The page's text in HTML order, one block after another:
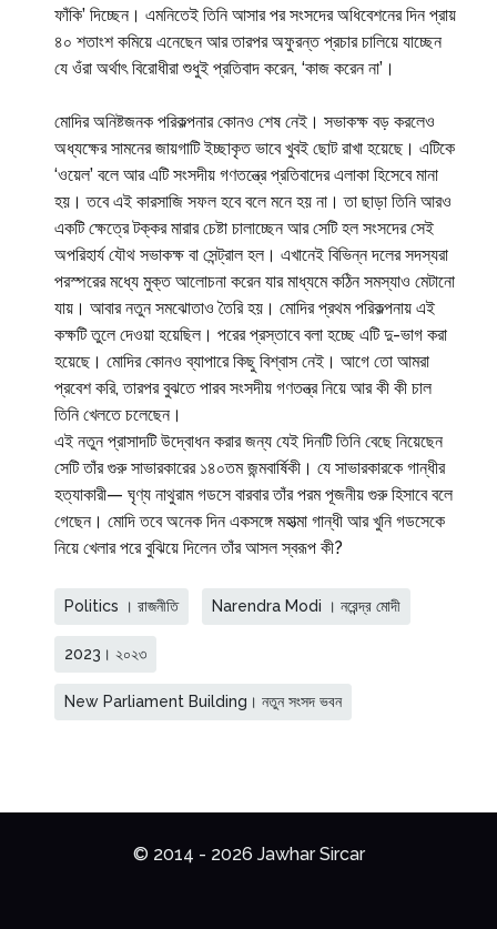
ফাঁকি’ দিচ্ছেন। এমনিতেই তিনি আসার পর সংসদের অধিবেশনের দিন প্রায়
৪০ শতাংশ কমিয়ে এনেছেন আর তারপর অফুরন্ত প্রচার চালিয়ে যাচ্ছেন
যে ওঁরা অর্থাৎ বিরোধীরা শুধুই প্রতিবাদ করেন, ‘কাজ করেন না’।
মোদির অনিষ্টজনক পরিকল্পনার কোনও শেষ নেই। সভাকক্ষ বড় করলেও
অধ্যক্ষের সামনের জায়গাটি ইচ্ছাকৃত ভাবে খুবই ছোট রাখা হয়েছে। এটিকে
‘ওয়েল’ বলে আর এটি সংসদীয় গণতন্ত্রে প্রতিবাদের এলাকা হিসেবে মানা
হয়। তবে এই কারসাজি সফল হবে বলে মনে হয় না। তা ছাড়া তিনি আরও
একটি ক্ষেত্রে টক্কর মারার চেষ্টা চালাচ্ছেন আর সেটি হল সংসদের সেই
অপরিহার্য যৌথ সভাকক্ষ বা সেন্ট্রাল হল। এখানেই বিভিন্ন দলের সদস্যরা
পরস্পরের মধ্যে মুক্ত আলোচনা করেন যার মাধ্যমে কঠিন সমস্যাও মেটানো
যায়। আবার নতুন সমঝোতাও তৈরি হয়। মোদির প্রথম পরিকল্পনায় এই
কক্ষটি তুলে দেওয়া হয়েছিল। পরের প্রস্তাবে বলা হচ্ছে এটি দু-ভাগ করা
হয়েছে। মোদির কোনও ব্যাপারে কিছু বিশ্বাস নেই। আগে তো আমরা
প্রবেশ করি, তারপর বুঝতে পারব সংসদীয় গণতন্ত্র নিয়ে আর কী কী চাল
তিনি খেলতে চলেছেন।
এই নতুন প্রাসাদটি উদ্বোধন করার জন্য যেই দিনটি তিনি বেছে নিয়েছেন
সেটি তাঁর গুরু সাভারকারের ১৪০তম জন্মবার্ষিকী। যে সাভারকারকে গান্ধীর
হত্যাকারী— ঘৃণ্য নাথুরাম গডসে বারবার তাঁর পরম পূজনীয় গুরু হিসাবে বলে
গেছেন। মোদি তবে অনেক দিন একসঙ্গে মহাত্মা গান্ধী আর খুনি গডসেকে
নিয়ে খেলার পরে বুঝিয়ে দিলেন তাঁর আসল স্বরূপ কী?
Politics । রাজনীতি Narendra Modi । নরেন্দ্র মোদী
2023। ২০২৩
New Parliament Building। নতুন সংসদ ভবন
© 2014 - 2026 Jawhar Sircar